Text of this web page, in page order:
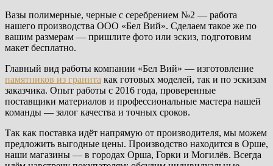
Вазы полимерные, черные с серебрением №2 — работа
нашего производства ООО «Бел Вий». Сделаем такое же по
вашим размерам — пришлите фото или эскиз, подготовим
макет бесплатно.
Главный вид работы компании «Бел Вий» — изготовление
памятников из гранита как готовых моделей, так и по эскизам
заказчика. Опыт работы с 2016 года, проверенные
поставщики материалов и профессиональные мастера нашей
команды — залог качества и точных сроков.
Так как поставка идёт напрямую от производителя, мы можем
предложить выгодные цены. Производство находится в Орше,
наши магазины — в городах Орша, Горки и Могилёв. Всегда